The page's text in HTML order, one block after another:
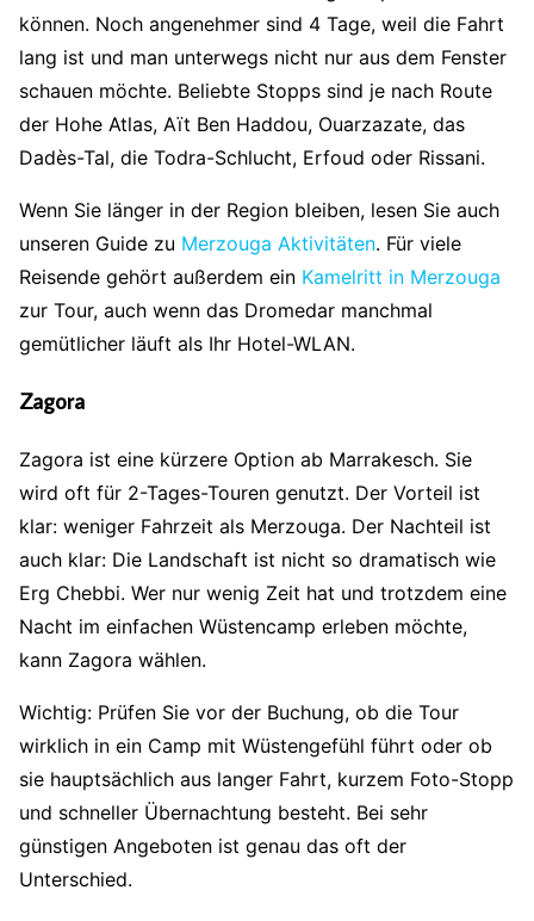
können. Noch angenehmer sind 4 Tage, weil die Fahrt
lang ist und man unterwegs nicht nur aus dem Fenster
schauen möchte. Beliebte Stopps sind je nach Route
der Hohe Atlas, Aït Ben Haddou, Ouarzazate, das
Dadès-Tal, die Todra-Schlucht, Erfoud oder Rissani.
Wenn Sie länger in der Region bleiben, lesen Sie auch
unseren Guide zu Merzouga Aktivitäten. Für viele
Reisende gehört außerdem ein Kamelritt in Merzouga
zur Tour, auch wenn das Dromedar manchmal
gemütlicher läuft als Ihr Hotel-WLAN.
Zagora
Zagora ist eine kürzere Option ab Marrakesch. Sie
wird oft für 2-Tages-Touren genutzt. Der Vorteil ist
klar: weniger Fahrzeit als Merzouga. Der Nachteil ist
auch klar: Die Landschaft ist nicht so dramatisch wie
Erg Chebbi. Wer nur wenig Zeit hat und trotzdem eine
Nacht im einfachen Wüstencamp erleben möchte,
kann Zagora wählen.
Wichtig: Prüfen Sie vor der Buchung, ob die Tour
wirklich in ein Camp mit Wüstengefühl führt oder ob
sie hauptsächlich aus langer Fahrt, kurzem Foto-Stopp
und schneller Übernachtung besteht. Bei sehr
günstigen Angeboten ist genau das oft der
Unterschied.